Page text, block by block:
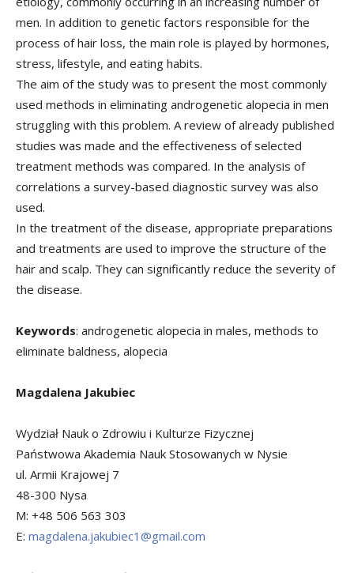
men. In addition to genetic factors responsible for the
process of hair loss, the main role is played by hormones,
stress, lifestyle, and eating habits.
The aim of the study was to present the most commonly
used methods in eliminating androgenetic alopecia in men
struggling with this problem. A review of already published
studies was made and the effectiveness of selected
treatment methods was compared. In the analysis of
correlations a survey-based diagnostic survey was also
used.
In the treatment of the disease, appropriate preparations
and treatments are used to improve the structure of the
hair and scalp. They can significantly reduce the severity of
the disease.
Keywords: androgenetic alopecia in males, methods to
eliminate baldness, alopecia
Magdalena Jakubiec
Wydział Nauk o Zdrowiu i Kulturze Fizycznej
Państwowa Akademia Nauk Stosowanych w Nysie
ul. Armii Krajowej 7
48-300 Nysa
M: +48 506 563 303
E: magdalena.jakubiec1@gmail.com